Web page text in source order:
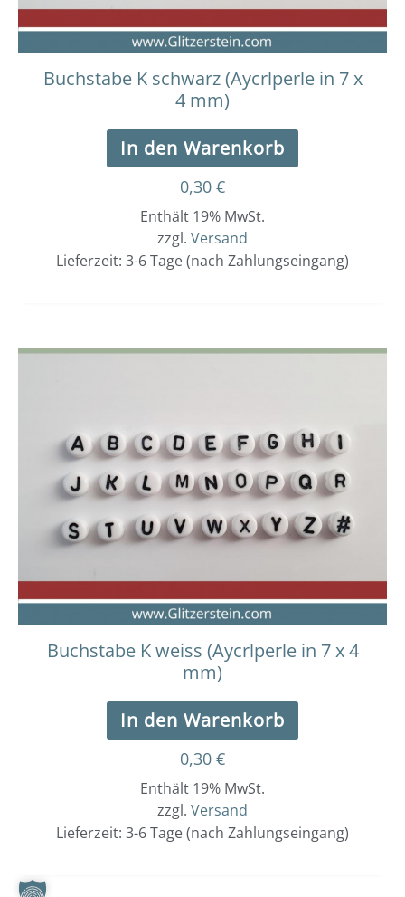
Buchstabe K schwarz (Aycrlperle in 7 x
4 mm)
In den Warenkorb
0,30 €
Enthält 19% MwSt.
zzgl. Versand
Lieferzeit: 3-6 Tage (nach Zahlungseingang)
Buchstabe K weiss (Aycrlperle in 7 x 4
mm)
In den Warenkorb
0,30 €
Enthält 19% MwSt.
zzgl. Versand
Lieferzeit: 3-6 Tage (nach Zahlungseingang)